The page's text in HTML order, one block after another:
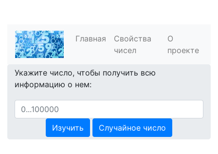
Главная
Свойства
чисел
О
проекте
Укажите число, чтобы получить всю
информацию о нем:
Изучить Случайное число